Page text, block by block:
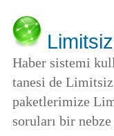
Limitsiz
Haber sistemi
tanesi de
paketlerimize
soruları bir